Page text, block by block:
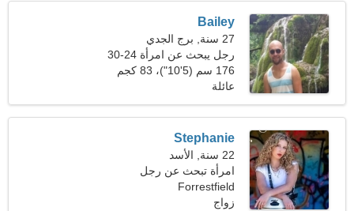
Bailey
27 سنة, برج الجدي
رجل يبحث عن امرأة 24-30
176 سم (5'10")، 83 كجم
(182 رطلا)
عائلة
Stephanie
22 سنة, الأسد
امرأة تبحث عن رجل
Forrestfield
زواج